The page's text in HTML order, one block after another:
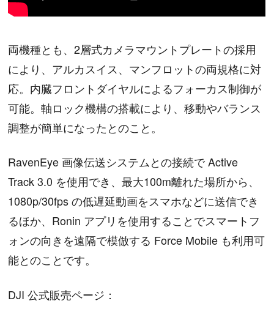
両機種とも、2層式カメラマウントプレートの採用
により、アルカスイス、マンフロットの両規格に対
応。内臓フロントダイヤルによるフォーカス制御が
可能。軸ロック機構の搭載により、移動やバランス
調整が簡単になったとのこと。
RavenEye 画像伝送システムとの接続で Active
Track 3.0 を使用でき、最大100m離れた場所から、
1080p/30fps の低遅延動画をスマホなどに送信でき
るほか、Ronin アプリを使用することでスマートフ
ォンの向きを遠隔で模倣する Force Mobile も利用可
能とのことです。
DJI 公式販売ページ：